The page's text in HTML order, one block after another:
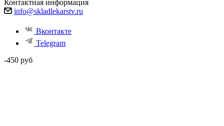
Контактная информация
info@skladlekarstv.ru
Вконтакте
Telegram
-450 руб